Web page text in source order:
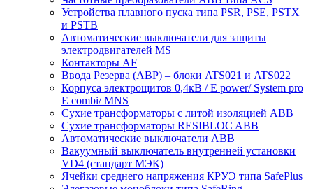
Устройства плавного пуска типа PSR, PSE, PSTX
и PSTB
Автоматические выключатели для защиты
электродвигателей MS
Контакторы AF
Ввода Резерва (АВР) – блоки ATS021 и ATS022
Корпуса электрощитов 0,4кВ / E power/ System pro
E combi/ MNS
Сухие трансформаторы с литой изоляцией ABB
Сухие трансформаторы RESIBLOC ABB
Автоматические выключатели ABB
Вакуумный выключатель внутренней установки
VD4 (стандарт МЭК)
Ячейки среднего напряжения КРУЭ типа SafePlus